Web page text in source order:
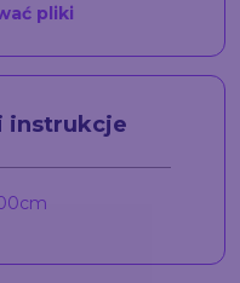
Teleskopowa 150x200
cm
pliki
instrukcje